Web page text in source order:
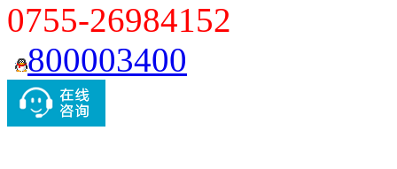
0755-26984152
800003400